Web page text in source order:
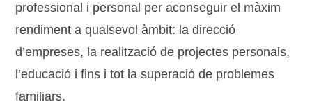
professional i personal per aconseguir el màxim
rendiment a qualsevol àmbit: la direcció
d’empreses, la realització de projectes personals,
l’educació i fins i tot la superació de problemes
familiars.